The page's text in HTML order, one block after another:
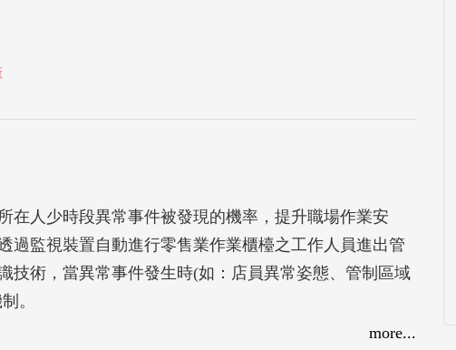
在人少時段異常事件被發現的機率，提升職場作業安
過監視裝置自動進行零售業作業櫃檯之工作人員進出管
技術，當異常事件發生時(如：店員異常姿態、管制區域
。
more...